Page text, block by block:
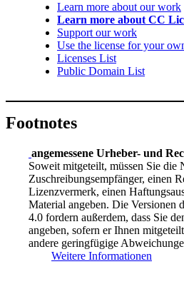
Learn more about our work
Learn more about CC
Support our work
Use the license for your
Licenses List
Public Domain List
Footnotes
angemessene Urheber- und
Soweit mitgeteilt, müssen Sie die
Zuschreibungsempfänger, einen
Lizenzvermerk, einen
Material angeben. Die Versionen
4.0 fordern außerdem, dass Sie
angeben, sofern er Ihnen
andere geringfügige
Weitere Informationen